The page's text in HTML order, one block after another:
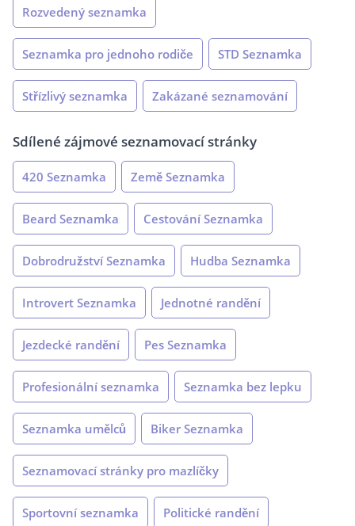
Rozvedený seznamka
Seznamka pro jednoho rodiče STD Seznamka
Střízlivý seznamka Zakázané seznamování
Sdílené zájmové seznamovací stránky
420 Seznamka Země Seznamka
Beard Seznamka Cestování Seznamka
Dobrodružství Seznamka Hudba Seznamka
Introvert Seznamka Jednotné randění
Jezdecké randění Pes Seznamka
Profesionální seznamka Seznamka bez lepku
Seznamka umělců Biker Seznamka
Seznamovací stránky pro mazlíčky
Sportovní seznamka Politické randění